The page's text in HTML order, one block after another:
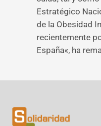
Estratégico
de la Obesidad
recientemente
España«, ha